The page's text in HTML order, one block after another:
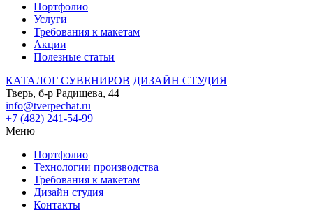
Портфолио
Услуги
Требования к макетам
Акции
Полезные статьи
КАТАЛОГ СУВЕНИРОВ ДИЗАЙН СТУДИЯ
Тверь, б-р Радищева, 44
info@tverpechat.ru
+7 (482) 241-54-99
Меню
Портфолио
Технологии производства
Требования к макетам
Дизайн студия
Контакты